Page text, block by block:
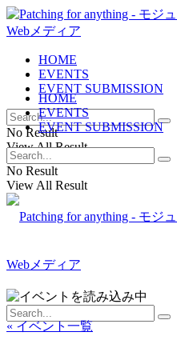
HOME
EVENTS
EVENT SUBMISSION
No Result
View All Result
HOME
EVENTS
EVENT SUBMISSION
No Result
View All Result
« イベント一覧